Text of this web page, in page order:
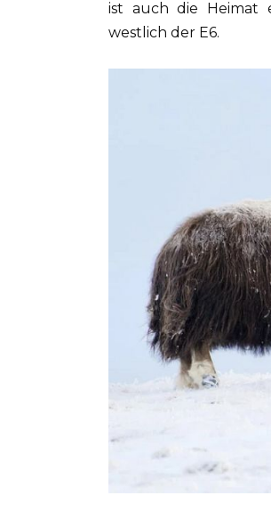
ist auch die Heimat
westlich der E6.